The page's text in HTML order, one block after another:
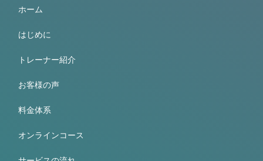
ホーム
はじめに
トレーナー紹介
お客様の声
料金体系
オンラインコース